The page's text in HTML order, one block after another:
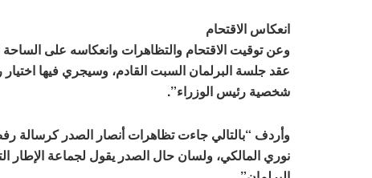
انعكاس الاقتحام
وعن توقيت الاقتحام والتظاهرات وانعكاسه على الساحة
عقد جلسة البرلمان السبت القادم، وسيجري فيها اختيار
شخصية رئيس الوزراء”.
وأردف “بالتالي جاءت تظاهرات أنصار الصدر
نوري المالكي، ولسان حال الصدر يقول لجماعة الإطار